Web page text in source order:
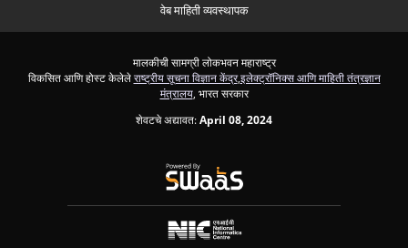
वेब माहिती व्यवस्थापक
मालकीची सामग्री लोकभवन महाराष्ट्र
विकसित आणि होस्ट केलेलेराष्ट्रीय सूचना विज्ञान केंद्र,इलेक्ट्रॉनिक्स आणि माहिती तंत्रज्ञान
मंत्रालय, भारत सरकार
शेवटचे अद्यावत:April 08, 2024